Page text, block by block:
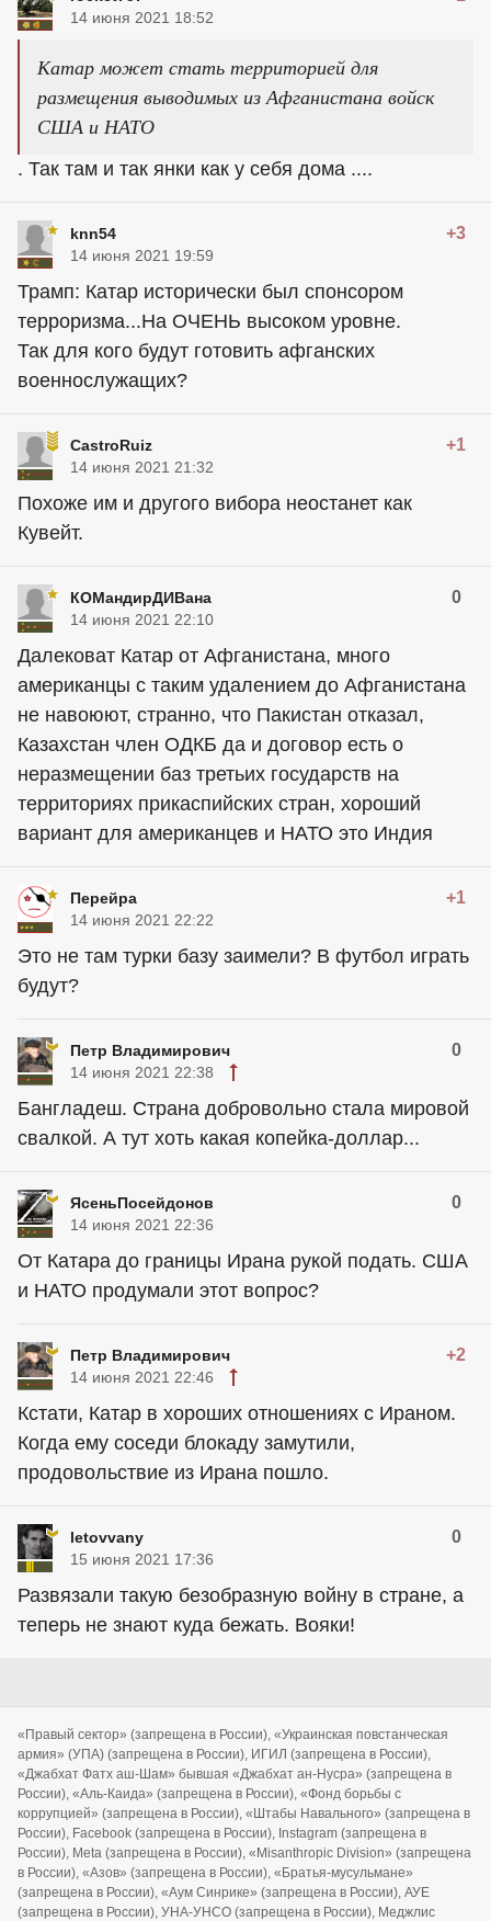
14 июня 2021 18:52
Катар может стать территорией для
размещения выводимых из Афганистана войск
США и НАТО
. Так там и так янки как у себя дома ....
knn54 +3
14 июня 2021 19:59
Трамп: Катар исторически был спонсором
терроризма...На ОЧЕНЬ высоком уровне.
Так для кого будут готовить афганских
военнослужащих?
CastroRuiz +1
14 июня 2021 21:32
Похоже им и другого вибора неостанет как
Кувейт.
КОМандирДИВана 0
14 июня 2021 22:10
Далековат Катар от Афганистана, много
американцы с таким удалением до Афганистана
не навоюют, странно, что Пакистан отказал,
Казахстан член ОДКБ да и договор есть о
неразмещении баз третьих государств на
территориях прикаспийских стран, хороший
вариант для американцев и НАТО это Индия
Перейра +1
14 июня 2021 22:22
Это не там турки базу заимели? В футбол играть
будут?
Петр Владимирович 0
14 июня 2021 22:38
Бангладеш. Страна добровольно стала мировой
свалкой. А тут хоть какая копейка-доллар...
ЯсеньПосейдонов 0
14 июня 2021 22:36
От Катара до границы Ирана рукой подать. США
и НАТО продумали этот вопрос?
Петр Владимирович +2
14 июня 2021 22:46
Кстати, Катар в хороших отношениях с Ираном.
Когда ему соседи блокаду замутили,
продовольствие из Ирана пошло.
letovvany 0
15 июня 2021 17:36
Развязали такую безобразную войну в стране, а
теперь не знают куда бежать. Вояки!
«Правый сектор» (запрещена в России), «Украинская повстанческая
армия» (УПА) (запрещена в России), ИГИЛ (запрещена в России),
«Джабхат Фатх аш-Шам» бывшая «Джабхат ан-Нусра» (запрещена в
России), «Аль-Каида» (запрещена в России), «Фонд борьбы с
коррупцией» (запрещена в России), «Штабы Навального» (запрещена в
России), Facebook (запрещена в России), Instagram (запрещена в
России), Meta (запрещена в России), «Misanthropic Division» (запрещена
в России), «Азов» (запрещена в России), «Братья-мусульмане»
(запрещена в России), «Аум Синрике» (запрещена в России), АУЕ
(запрещена в России), УНА-УНСО (запрещена в России), Меджлис